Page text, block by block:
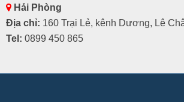
Hải Phòng
Địa chỉ: 160 Trại Lẻ, kênh Dương, Lê
Tel: 0899 450 865